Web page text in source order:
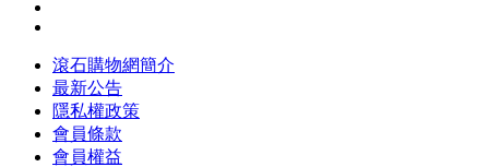
滾石購物網簡介
最新公告
隱私權政策
會員條款
會員權益